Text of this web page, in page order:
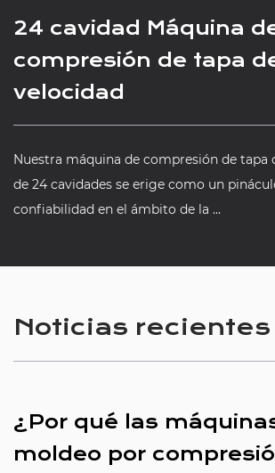
24 cavidad Máquina
compresión de tapa
velocidad
Nuestra máquina de compresión de tapa
de 24 cavidades se erige como un
confiabilidad en el ámbito de la ...
Noticias recientes
¿Por qué las
moldeo por